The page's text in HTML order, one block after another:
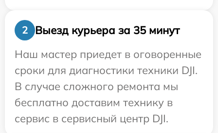
2
Выезд курьера за 35 минут
Наш мастер приедет в оговоренные
сроки для диагностики техники DJI.
В случае сложного ремонта мы
бесплатно доставим технику в
сервис в сервисный центр DJI.